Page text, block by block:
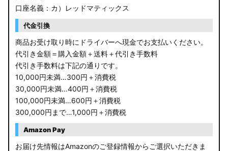
口座名義：カ）レッドマティックス
代金引換
商品お受け取り時にドライバーへ現金でお支払いください。
代引き金額＝購入金額＋送料＋代引き手数料
代引き手数料は下記の通りです。
10,000円未満…300円＋消費税
30,000円未満…400円＋消費税
100,000円未満…600円＋消費税
300,000円まで…1,000円＋消費税
Amazon Pay
お届け先情報はAmazonのご登録情報からご選択いただきま